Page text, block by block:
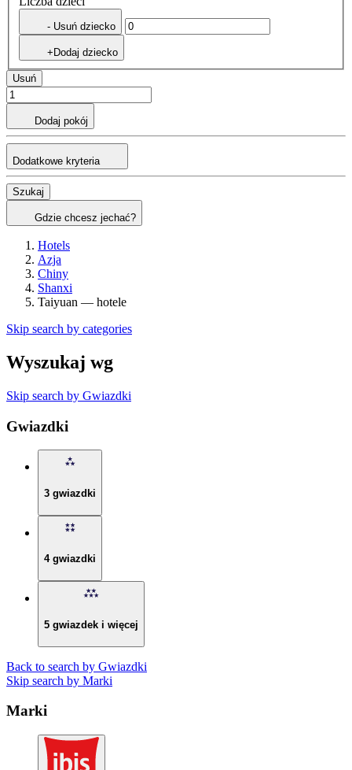
- Usuń dziecko
+Dodaj dziecko
Usuń
Dodaj pokój
Dodatkowe kryteria
Szukaj
Gdzie chcesz jechać?
Hotels
Azja
Chiny
Shanxi
Taiyuan — hotele
Skip search by categories
Wyszukaj wg
Skip search by Gwiazdki
Gwiazdki
3 gwiazdki
4 gwiazdki
5 gwiazdek i więcej
Back to search by Gwiazdki
Skip search by Marki
Marki